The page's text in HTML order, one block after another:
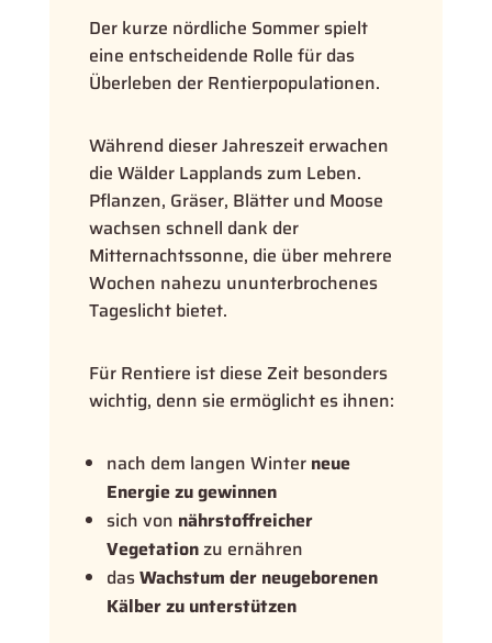
Der kurze nördliche Sommer spielt
eine entscheidende Rolle für das
Überleben der Rentierpopulationen.
Während dieser Jahreszeit erwachen
die Wälder Lapplands zum Leben.
Pflanzen, Gräser, Blätter und Moose
wachsen schnell dank der
Mitternachtssonne, die über mehrere
Wochen nahezu ununterbrochenes
Tageslicht bietet.
Für Rentiere ist diese Zeit besonders
wichtig, denn sie ermöglicht es ihnen:
nach dem langen Winter neue
Energie zu gewinnen
sich von nährstoffreicher
Vegetationzu ernähren
dasWachstum der neugeborenen
Kälber zu unterstützen